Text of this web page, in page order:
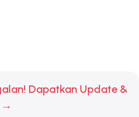
Dapatkan Update &
→